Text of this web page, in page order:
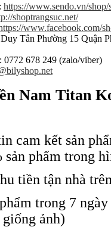
https://www.sendo.vn/
shoptrangsuc.net/
www.facebook.com/
Tân Phường 15 Quận
678 249 (zalo/viber)
Nam Titan
cam kết sản
sản phẩm trong
tiền tận nhà
trong 7
ảnh)